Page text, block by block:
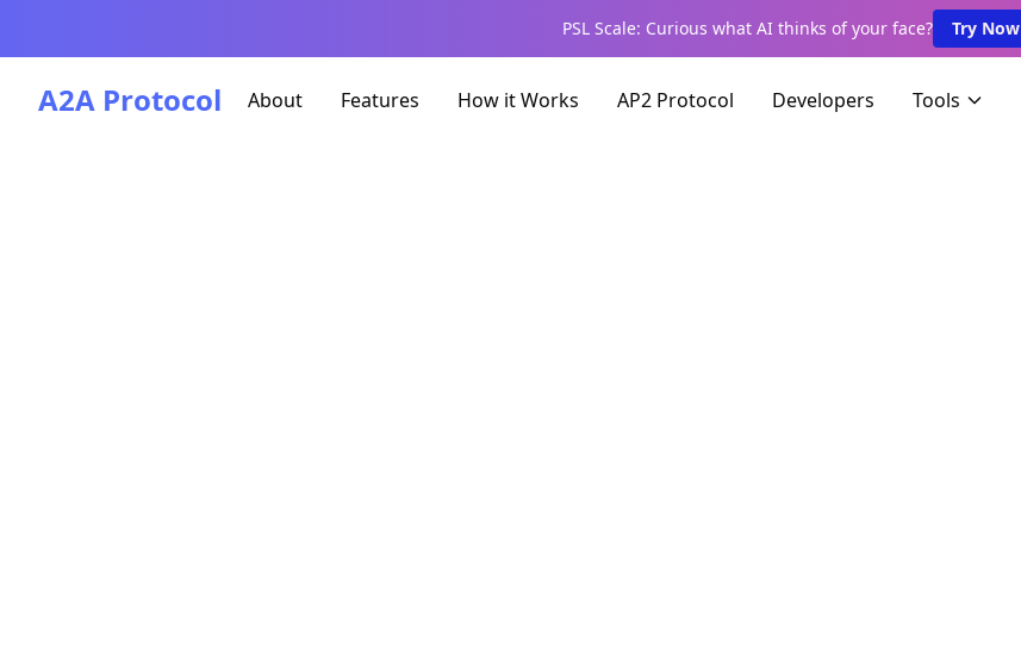
PSL Scale: Curious what AI thinks of your face? Try Now
A2A Protocol About Features How it Works AP2 Protocol Developers Tools